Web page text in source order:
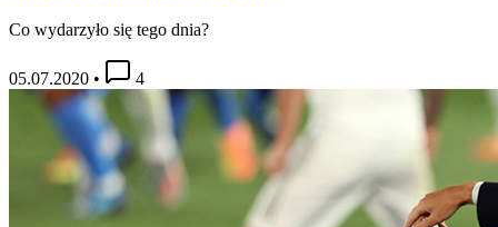
Co wydarzyło się tego dnia?
05.07.2020 • 4